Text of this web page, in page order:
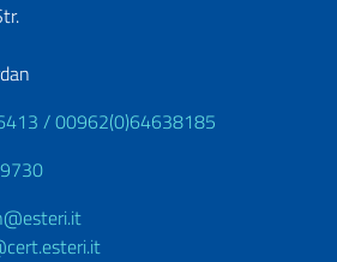
/00962(0)64638185